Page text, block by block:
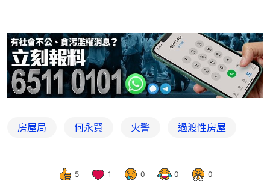
房屋局 何永賢 火警 過渡性房屋
5 1 0 0 0